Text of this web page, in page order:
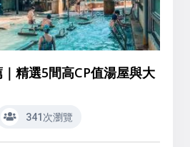
精選5間高CP值湯屋與大
341次瀏覽